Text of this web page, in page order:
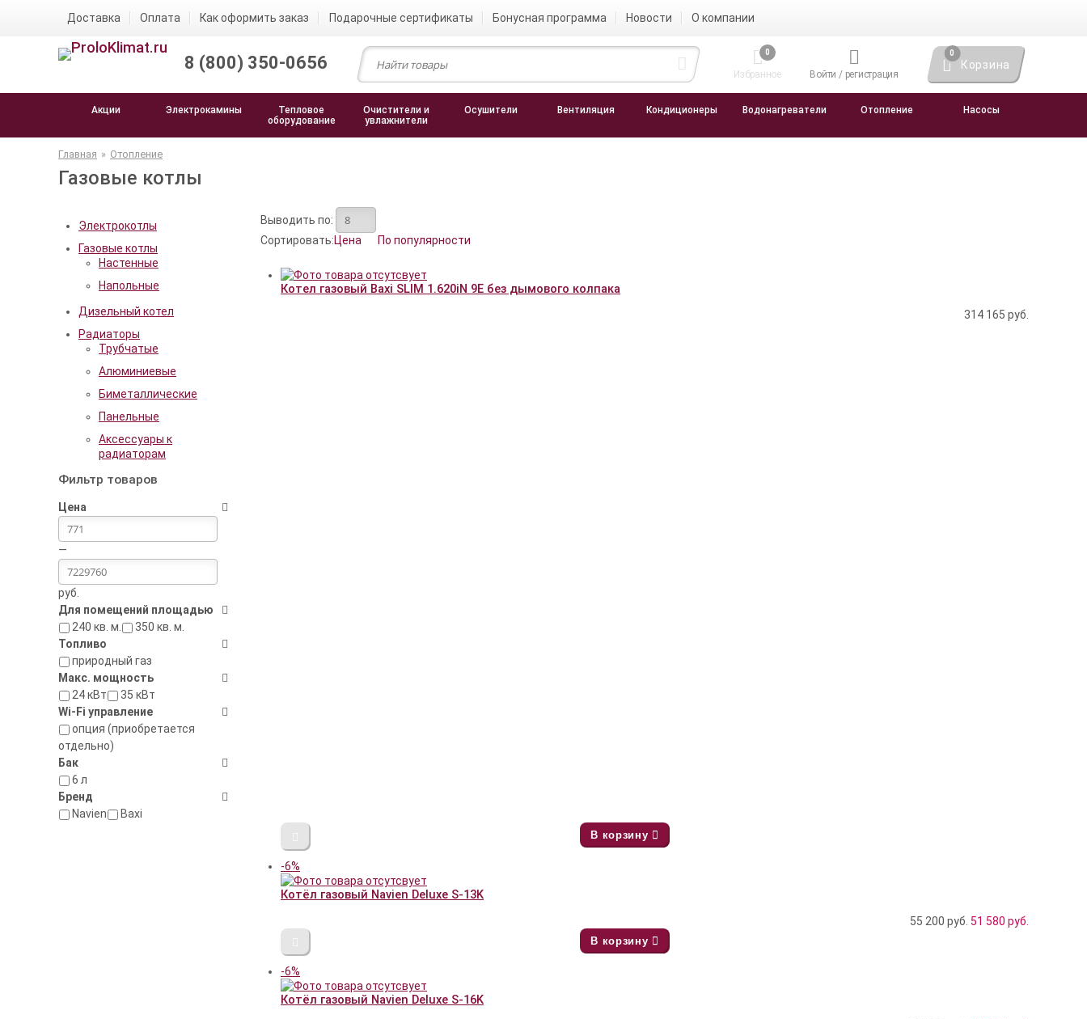
Доставка Оплата Как оформить заказ Подарочные сертификаты Бонусная программа Новости О компании
8 (800) 350-0656
0
Избранное Войти / регистрация
0
Корзина
Акции Электрокамины
Тепловое
оборудование
Очистители и
увлажнители
Осушители Вентиляция Кондиционеры Водонагреватели Отопление Насосы
Главная » Отопление
Газовые котлы
Электрокотлы
Газовые котлы
Настенные
Напольные
Дизельный котел
Радиаторы
Трубчатые
Алюминиевые
Биметаллические
Панельные
Аксессуары к
радиаторам
Фильтр товаров
Цена
—
руб.
Для помещений площадью
240 кв. м.
350 кв. м.
Топливо
природный газ
Макс. мощность
24 кВт
35 кВт
Wi-Fi управление
опция (приобретается
отдельно)
Бак
6 л
Бренд
Navien
Baxi
Выводить по:
Сортировать:Цена По популярности
Котел газовый Baxi SLIM 1.620iN 9E без дымового колпака
314 165 руб.
В корзину
-6%
Котёл газовый Navien Deluxe S-13K
55 200 руб. 51 580 руб.
В корзину
-6%
Котёл газовый Navien Deluxe S-16K